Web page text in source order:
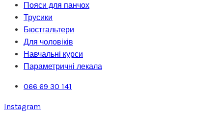
Пояси для панчох
Трусики
Бюстгальтери
Для чоловіків
Навчальні курси
Параметричні лекала
066 69 30 141
Instagram